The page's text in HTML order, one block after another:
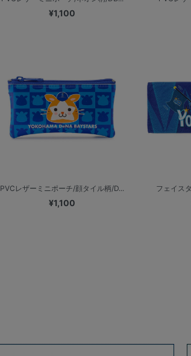
¥1,100
PVCレザーミニポーチ/顔タイル柄/D...
¥1,100
フェイス